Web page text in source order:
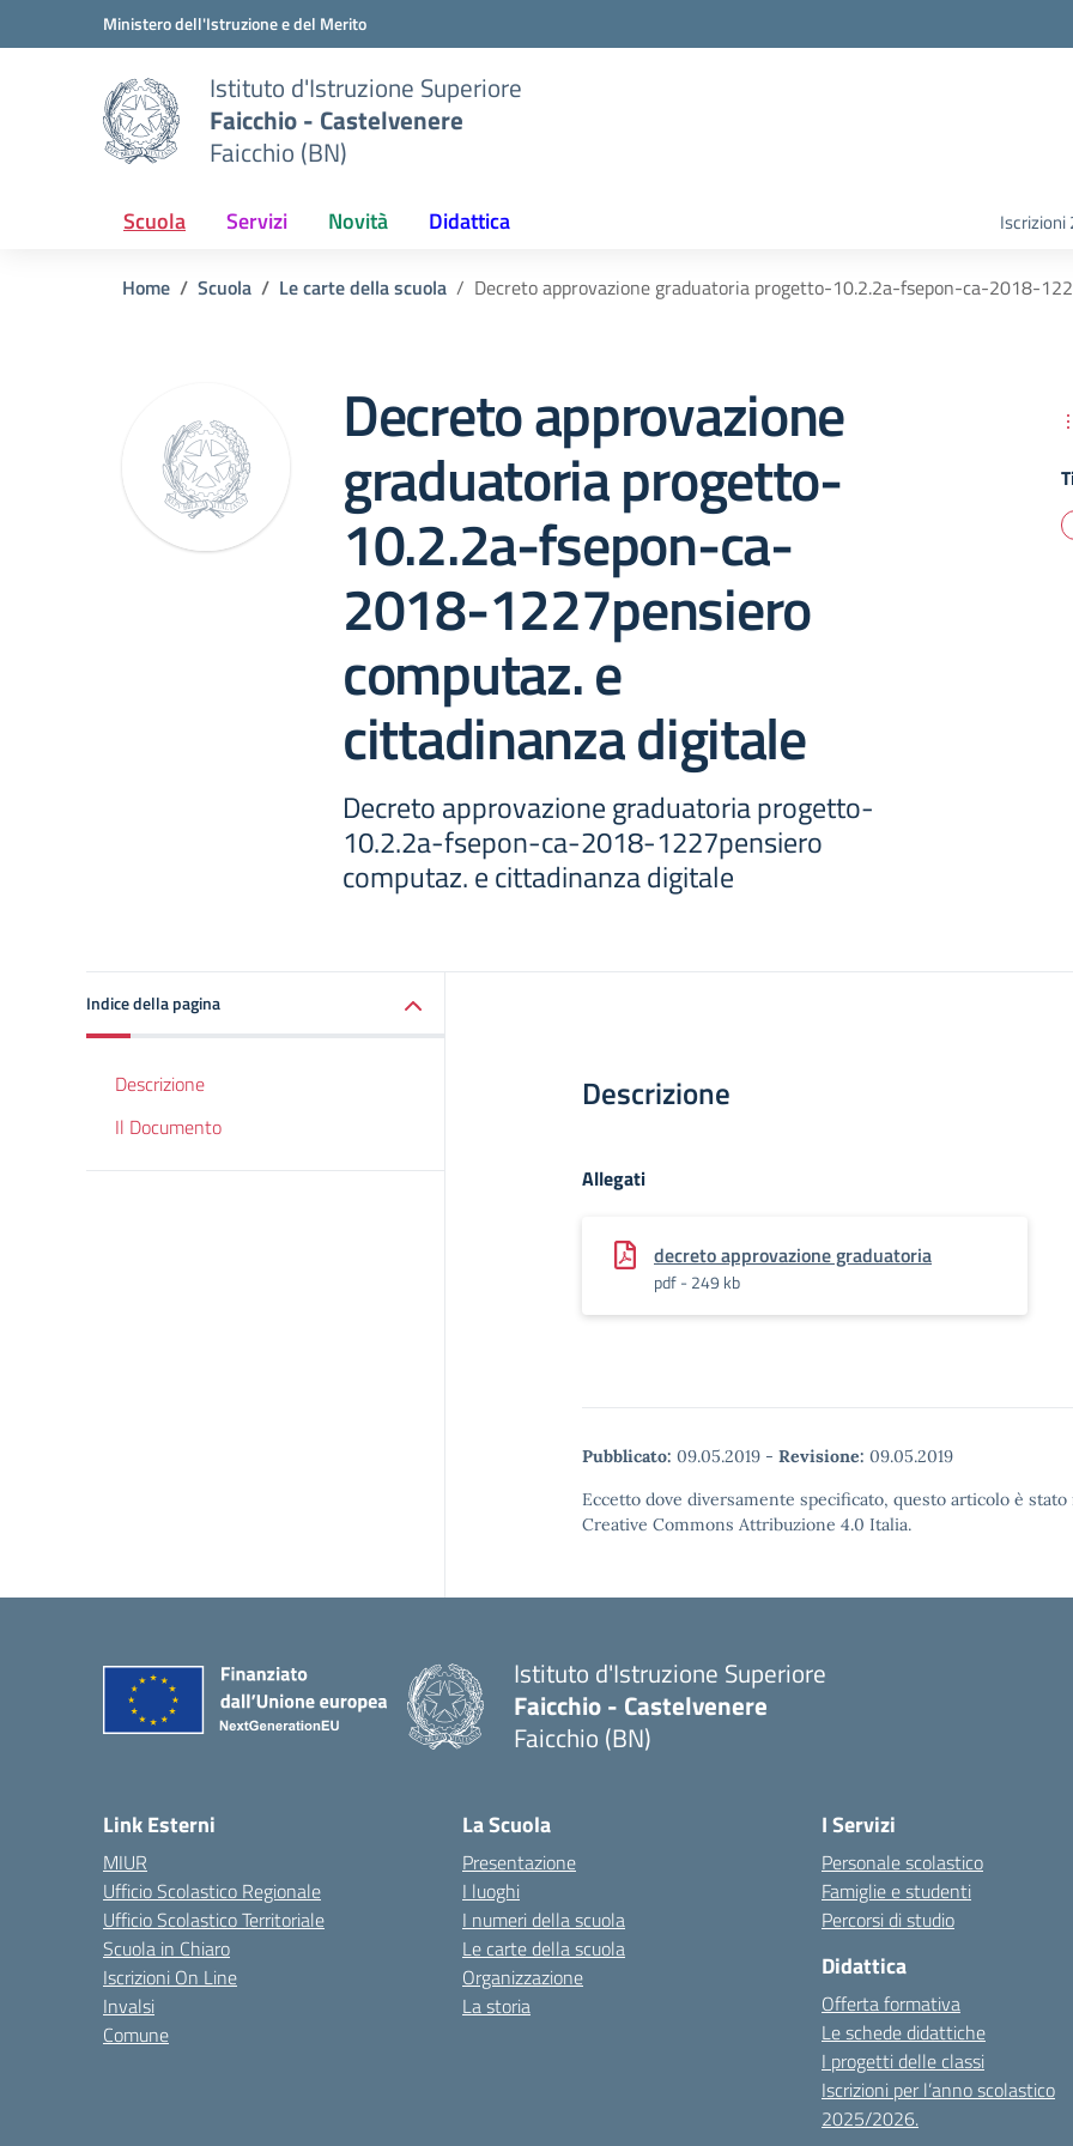
Vai ai contenuti
Vai al menu di navigazioneMinistero dell'Istruzione e del Merito
Istituto d'Istruzione Superiore
Faicchio - Castelvenere
Faicchio (BN)
Scuola Servizi Novità Didattica
Home Scuola Le carte della scuola Decreto approvazione graduatoria progetto-10.2.2a-fsepon-ca-2018-
Decreto approvazione
graduatoria progetto-
10.2.2a-fsepon-ca-
2018-1227pensiero
computaz. e
cittadinanza digitale
Decreto approvazione graduatoria progetto-
10.2.2a-fsepon-ca-2018-1227pensiero
computaz. e cittadinanza digitale
Indice della pagina
Descrizione
Il Documento
Descrizione
Allegati
decreto approvazione graduatoria
pdf - 249 kb
Pubblicato: 09.05.2019 - Revisione: 09.05.2019
Eccetto dove diversamente specificato, questo articolo è
Creative Commons Attribuzione 4.0 Italia.
Istituto d'Istruzione Superiore
Faicchio - Castelvenere
Faicchio (BN)
Link Esterni
MIUR
Ufficio Scolastico Regionale
Ufficio Scolastico Territoriale
Scuola in Chiaro
Iscrizioni On Line
Invalsi
Comune
La Scuola
Presentazione
I luoghi
I numeri della scuola
Le carte della scuola
Organizzazione
La storia
I Servizi
Personale scolastico
Famiglie e studenti
Percorsi di studio
Didattica
Offerta formativa
Le schede didattiche
I progetti delle classi
Iscrizioni per l’anno scolastico
2025/2026.